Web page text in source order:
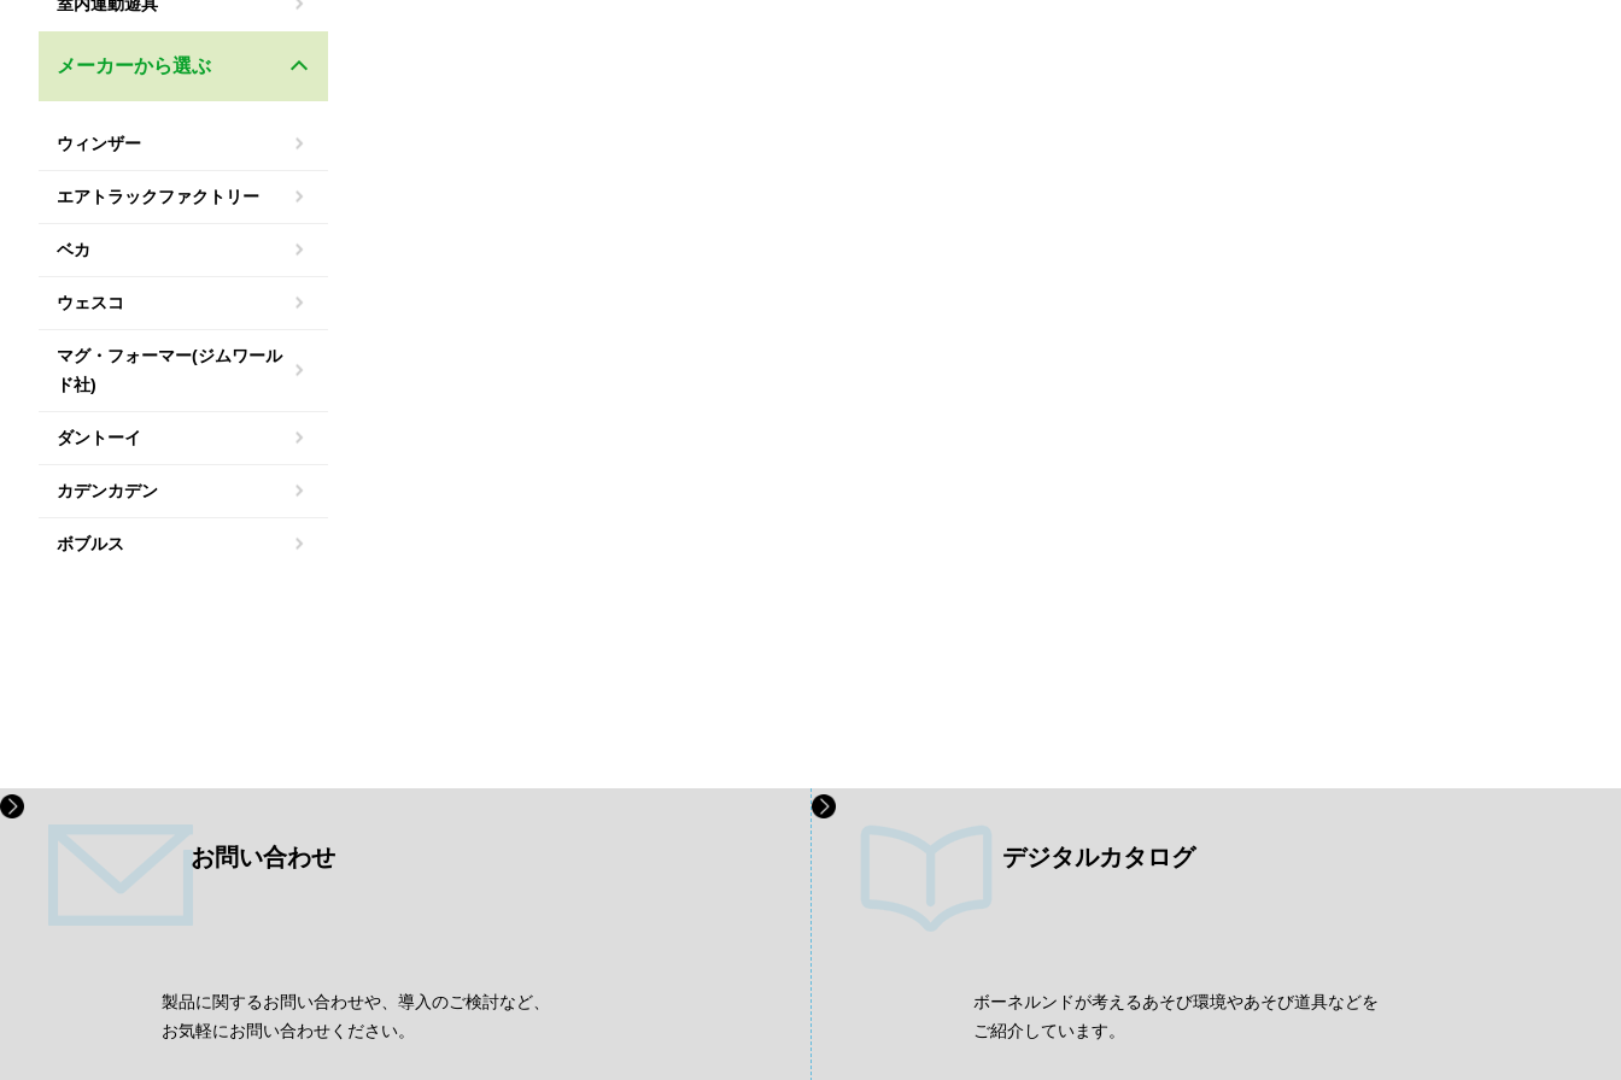
室内運動遊具
メーカーから選ぶ
ウィンザー
エアトラックファクトリー
ベカ
ウェスコ
マグ・フォーマー(ジムワール
ド社)
ダントーイ
カデンカデン
ボブルス
お問い合わせ
製品に関するお問い合わせや、導入のご検討など、
お気軽にお問い合わせください。
デジタルカタログ
ボーネルンドが考えるあそび環境やあそび道具などを
ご紹介しています。